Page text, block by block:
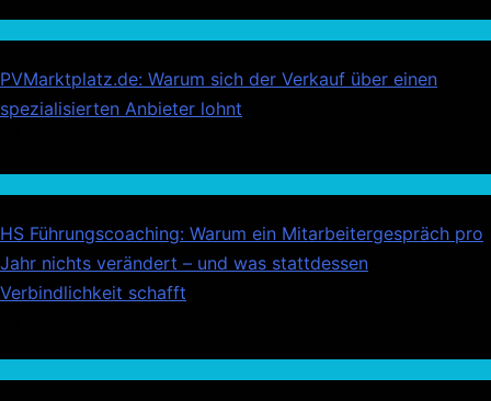
PVMarktplatz.de: Warum sich der Verkauf über einen
spezialisierten Anbieter lohnt
HS Führungscoaching: Warum ein Mitarbeitergespräch pro
Jahr nichts verändert – und was stattdessen
Verbindlichkeit schafft